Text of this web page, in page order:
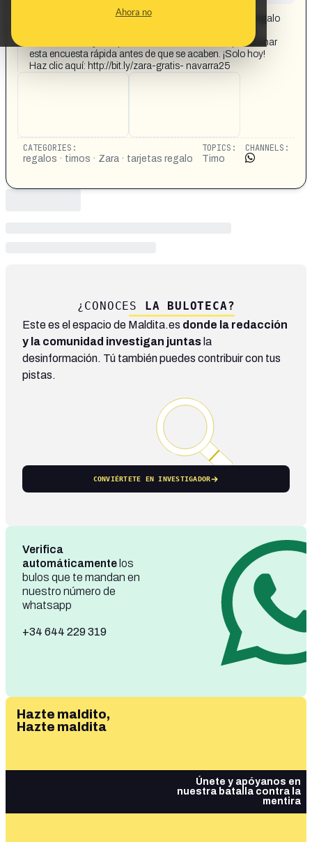
Ahora no
¡NOTICIA INCREÍBLE! Zara está repartiendo tarjetas regalo
aniversario. Yo ya he pedido la mía. Solo tienes que rellenar
esta encuesta rápida antes de que se acaben. ¡Solo hoy!
Haz clic aquí: http://bit.ly/zara-gratis- navarra25
CATEGORIES:
regalos · timos · Zara · tarjetas regalo
TOPICS:
Timo
CHANNELS:
¿CONOCES LA BULOTECA?
Este es el espacio de Maldita.es donde la redacción
y la comunidad investigan juntas la
desinformación. Tú también puedes contribuir con tus
pistas.
CONVIÉRTETE EN INVESTIGADOR
Verifica
automáticamente los
bulos que te mandan en
nuestro número de
whatsapp
+34 644 229 319
Hazte maldito,
Hazte maldita
Únete y apóyanos en
nuestra batalla contra la
mentira